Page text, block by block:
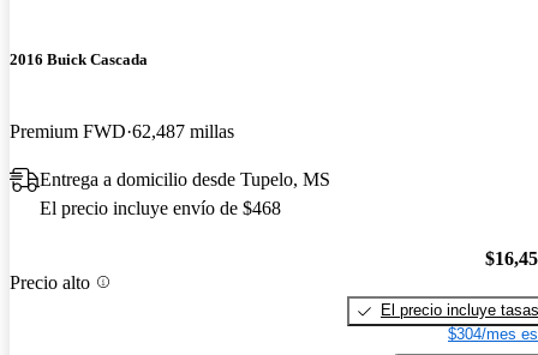
2016 Buick Cascada
Premium FWD 62,487 millas
Entrega a domicilio desde Tupelo, MS
El precio incluye envío de $468
Precio alto
El precio incluye tasas
$304/mes